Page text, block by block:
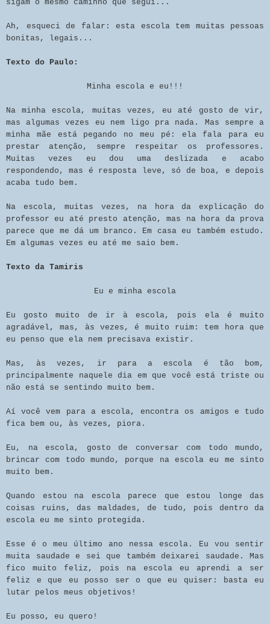
sigam o mesmo caminho que segui...
Ah, esqueci de falar: esta escola tem muitas pessoas
bonitas, legais...
Texto do Paulo:
Minha escola e eu!!!
Na minha escola, muitas vezes, eu até gosto de vir,
mas algumas vezes eu nem ligo pra nada. Mas sempre a
minha mãe está pegando no meu pé: ela fala para eu
prestar atenção, sempre respeitar os professores.
Muitas vezes eu dou uma deslizada e acabo
respondendo, mas é resposta leve, só de boa, e depois
acaba tudo bem.
Na escola, muitas vezes, na hora da explicação do
professor eu até presto atenção, mas na hora da prova
parece que me dá um branco. Em casa eu também estudo.
Em algumas vezes eu até me saio bem.
Texto da Tamiris
Eu e minha escola
Eu gosto muito de ir à escola, pois ela é muito
agradável, mas, às vezes, é muito ruim: tem hora que
eu penso que ela nem precisava existir.
Mas, às vezes, ir para a escola é tão bom,
principalmente naquele dia em que você está triste ou
não está se sentindo muito bem.
Aí você vem para a escola, encontra os amigos e tudo
fica bem ou, às vezes, piora.
Eu, na escola, gosto de conversar com todo mundo,
brincar com todo mundo, porque na escola eu me sinto
muito bem.
Quando estou na escola parece que estou longe das
coisas ruins, das maldades, de tudo, pois dentro da
escola eu me sinto protegida.
Esse é o meu último ano nessa escola. Eu vou sentir
muita saudade e sei que também deixarei saudade. Mas
fico muito feliz, pois na escola eu aprendi a ser
feliz e que eu posso ser o que eu quiser: basta eu
lutar pelos meus objetivos!
Eu posso, eu quero!